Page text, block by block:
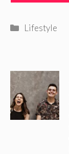
Catégories
Lifestyle